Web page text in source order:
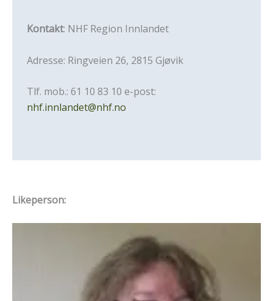
Kontakt: NHF Region Innlandet
Adresse: Ringveien 26, 2815 Gjøvik
Tlf. mob.: 61 10 83 10 e-post:
nhf.innlandet@nhf.no
Likeperson: